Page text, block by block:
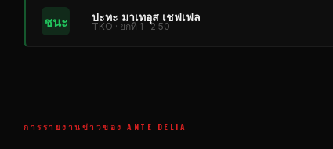
ชนะ ปะทะ มาเทอุส เชฟเฟล
TKO · ยกที่ 1 · 2:50
การรายงานข่าวของ ANTE DELIA